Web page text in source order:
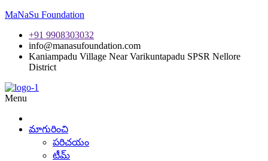
MaNaSu Foundation
+91 9908303032
info@manasufoundation.com
Kaniampadu Village Near Varikuntapadu SPSR Nellore
District
Menu
మాగురించి
పరిచయం
టీమ్